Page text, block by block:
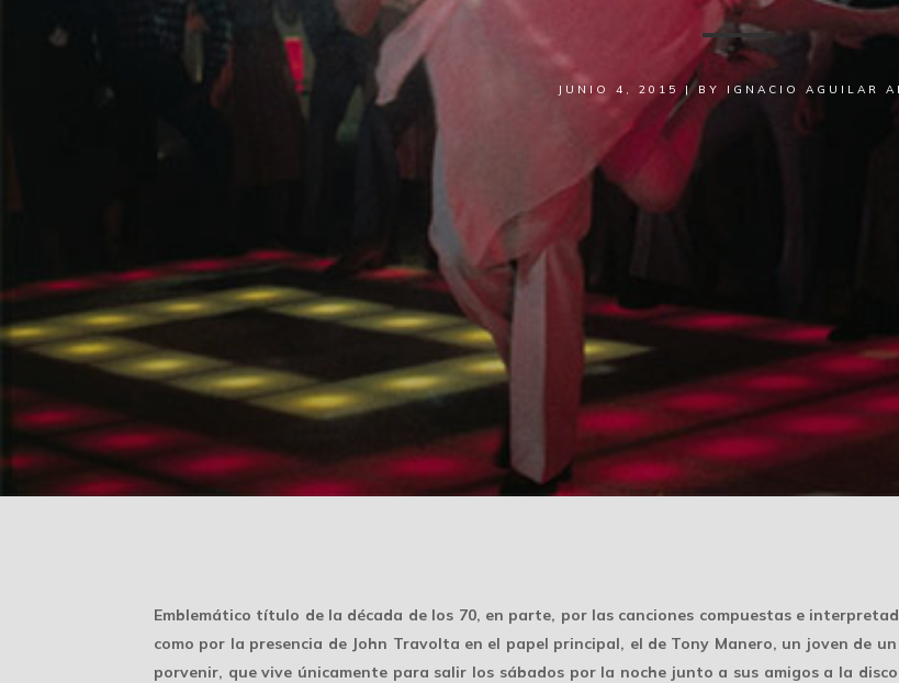
JUNIO 4, 2015| BY IGNACIO AGUILAR
Emblemático título de la década de los 70, en parte, por las canciones compuestas e
como por la presencia de John Travolta en el papel principal, el de Tony Manero, un joven de
porvenir, que vive únicamente para salir los sábados por la noche junto a sus amigos a la